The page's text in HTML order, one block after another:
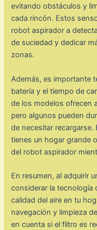
evitando obstáculos y
cada rincón. Estos
robot aspirador a
de suciedad y dedicar
zonas.
Además, es importante
batería y el tiempo de
de los modelos ofrecen
pero algunos pueden
de necesitar
tienes un hogar grande
del robot aspirador
En resumen, al adquirir
considerar la tecnología
calidad del aire en tu
navegación y limpieza
en cuenta si el filtro es